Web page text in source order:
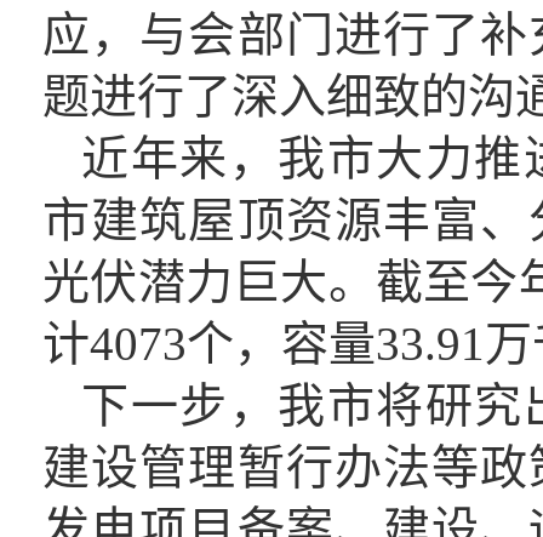
应，与会部门进行了
题进行了深入细致的沟
近年来，我市大力
市建筑屋顶资源丰富
光伏潜力巨大。 截至今
计4073个，容量33.91
下一步，我市将研
建设管理暂行办法等